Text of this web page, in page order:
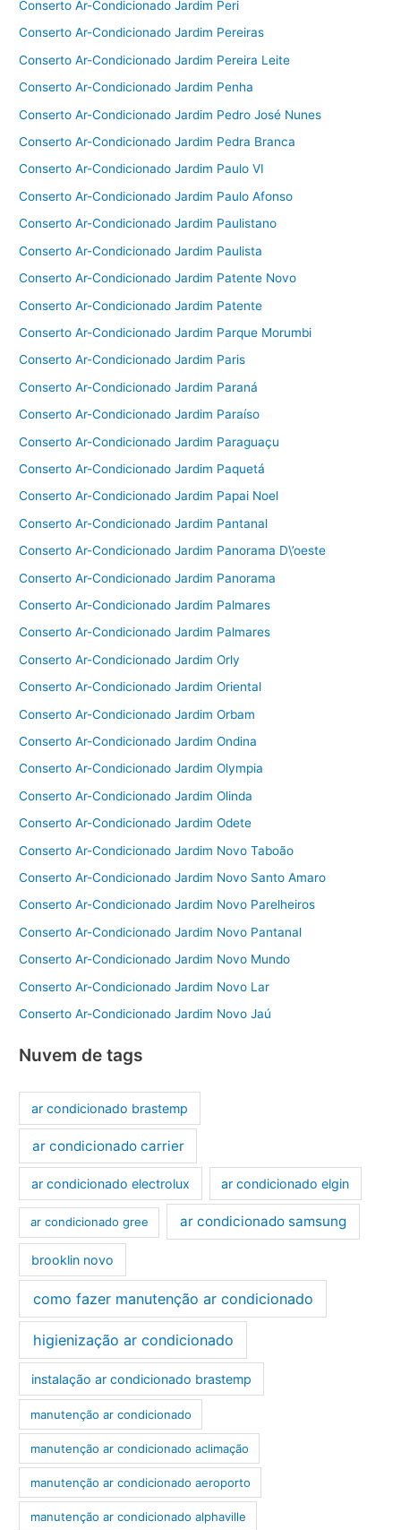
Conserto Ar-Condicionado Jardim Peri
Conserto Ar-Condicionado Jardim Pereiras
Conserto Ar-Condicionado Jardim Pereira Leite
Conserto Ar-Condicionado Jardim Penha
Conserto Ar-Condicionado Jardim Pedro José Nunes
Conserto Ar-Condicionado Jardim Pedra Branca
Conserto Ar-Condicionado Jardim Paulo VI
Conserto Ar-Condicionado Jardim Paulo Afonso
Conserto Ar-Condicionado Jardim Paulistano
Conserto Ar-Condicionado Jardim Paulista
Conserto Ar-Condicionado Jardim Patente Novo
Conserto Ar-Condicionado Jardim Patente
Conserto Ar-Condicionado Jardim Parque Morumbi
Conserto Ar-Condicionado Jardim Paris
Conserto Ar-Condicionado Jardim Paraná
Conserto Ar-Condicionado Jardim Paraíso
Conserto Ar-Condicionado Jardim Paraguaçu
Conserto Ar-Condicionado Jardim Paquetá
Conserto Ar-Condicionado Jardim Papai Noel
Conserto Ar-Condicionado Jardim Pantanal
Conserto Ar-Condicionado Jardim Panorama D\’oeste
Conserto Ar-Condicionado Jardim Panorama
Conserto Ar-Condicionado Jardim Palmares
Conserto Ar-Condicionado Jardim Palmares
Conserto Ar-Condicionado Jardim Orly
Conserto Ar-Condicionado Jardim Oriental
Conserto Ar-Condicionado Jardim Orbam
Conserto Ar-Condicionado Jardim Ondina
Conserto Ar-Condicionado Jardim Olympia
Conserto Ar-Condicionado Jardim Olinda
Conserto Ar-Condicionado Jardim Odete
Conserto Ar-Condicionado Jardim Novo Taboão
Conserto Ar-Condicionado Jardim Novo Santo Amaro
Conserto Ar-Condicionado Jardim Novo Parelheiros
Conserto Ar-Condicionado Jardim Novo Pantanal
Conserto Ar-Condicionado Jardim Novo Mundo
Conserto Ar-Condicionado Jardim Novo Lar
Conserto Ar-Condicionado Jardim Novo Jaú
Nuvem de tags
ar condicionado brastemp
ar condicionado carrier
ar condicionado electrolux ar condicionado elgin
ar condicionado gree ar condicionado samsung
brooklin novo
como fazer manutenção ar condicionado
higienização ar condicionado
instalação ar condicionado brastemp
manutenção ar condicionado
manutenção ar condicionado aclimação
manutenção ar condicionado aeroporto
manutenção ar condicionado alphaville